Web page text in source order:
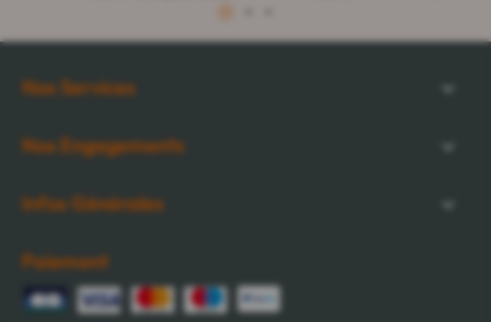
Nos Services
Nos Engagements
Infos Générales
Paiement